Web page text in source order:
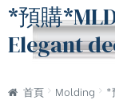
*預購
Elegant
首頁 Molding
*